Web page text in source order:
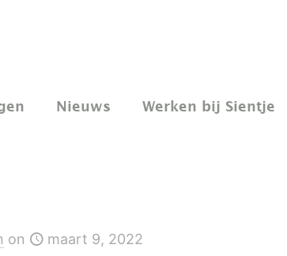
Nieuws Werken bij Sientje
on maart 9, 2022